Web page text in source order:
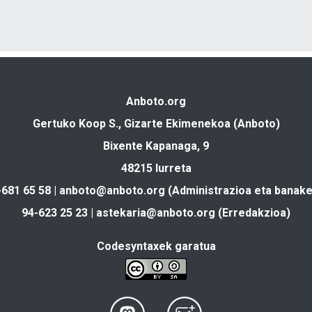
Anboto.org
Gertuko Koop S., Gizarte Ekimenekoa (Anboto)
Bixente Kapanaga, 9
48215 Iurreta
65 58 | anboto@anboto.org (Administrazioa eta
94-623 25 23 | astekaria@anboto.org (Erredakzioa)
Codesyntaxek garatua